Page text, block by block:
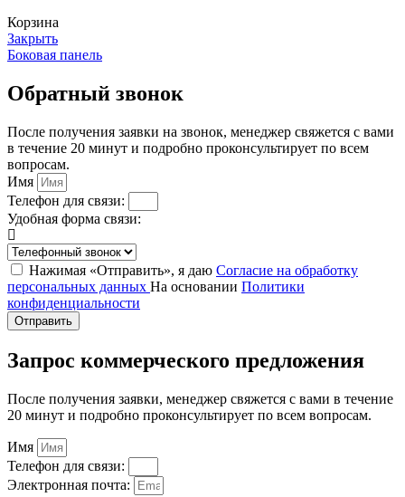
Корзина
Закрыть
Боковая панель
Обратный звонок
После получения заявки на звонок, менеджер свяжется с вами
в течение 20 минут и подробно проконсультирует по всем
вопросам.
Имя
Телефон для связи:
Удобная форма связи:
Нажимая «Отправить», я даю Согласие на обработку
персональных данных На основании Политики
конфиденциальности
Отправить
Запрос коммерческого предложения
После получения заявки, менеджер свяжется с вами в течение
20 минут и подробно проконсультирует по всем вопросам.
Имя
Телефон для связи:
Электронная почта: